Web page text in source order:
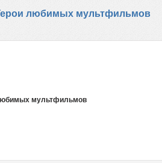
любимых мультфильмов
мультфильмов